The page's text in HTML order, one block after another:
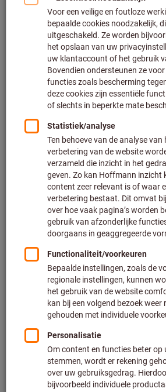
OP DE
De huid is het grootste menselijke
belangrijke beschermende functie en
immuunsysteem. In de
staat de huid permanent bloot aan
invloeden, wat het risico op
alle beroepsziekten zijn huidziekten,
wordt blootgesteld aan tal van
werkomgeving. Eén van de meest
dermatitis, veroorzaakt door
of zelfs giftige stoffen.
De kosten van uitval zijn navenant
huidziekten is vaak zeer langdurig.
bescherming van de huid op de
doorslaggevende betekenis om de
huid te behouden. Met een goede
regelmatige handhygiënekunnen
behandelingskosten tot wel 40 %
Uitgebreide huidbescherming
verwondingen of schade aan de huid
Werken in een vochtige omgeving
Contact met gevaarlijke stoffen